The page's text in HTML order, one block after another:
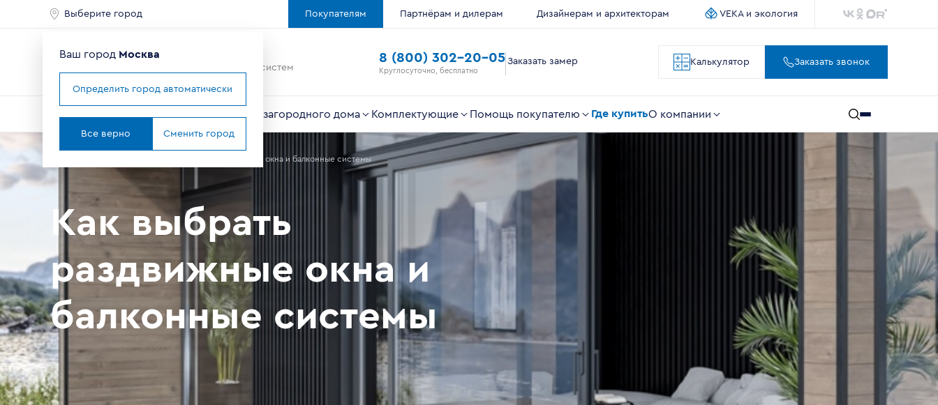
Выберите город Покупателям Партнёрам и дилерам Дизайнерам и архитекторам VEKA и экология
Ведущий мировой
производитель оконных систем
8 (800) 302-20-05
Круглосуточно, бесплатно
Заказать замер Калькулятор Заказать звонок
Для загородного дома Комплектующие Помощь покупателю Где купитьО компании
Как выбрать раздвижные окна и балконные системы
Как выбрать
раздвижные окна и
балконные системы
Ваш город Москва
Определить город автоматически
Все верно Сменить город